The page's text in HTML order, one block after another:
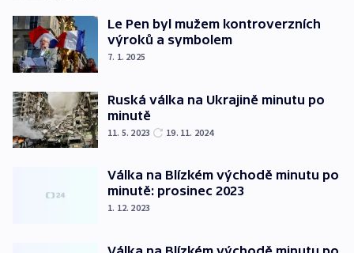
Le Pen byl mužem kontroverzních
výroků a symbolem
7. 1. 2025
Ruská válka na Ukrajině minutu po
minutě
11. 5. 2023 19. 11. 2024
Válka na Blízkém východě minutu po
minutě: prosinec 2023
1. 12. 2023